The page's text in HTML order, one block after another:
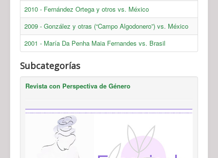
2010 - Fernández Ortega y otros vs. México
2009 - González y otras (“Campo Algodonero”) vs. México
2001 - María Da Penha Maia Fernandes vs. Brasil
Subcategorías
Revista con Perspectiva de Género